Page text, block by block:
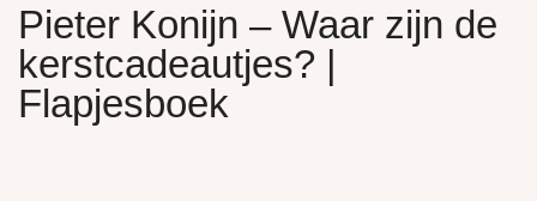
Pieter Konijn – Waar zijn de
kerstcadeautjes? |
Flapjesboek